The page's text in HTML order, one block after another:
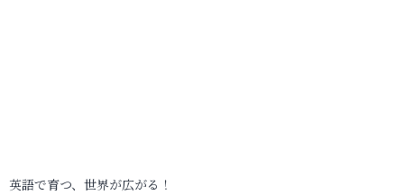
英語で育つ、世界が広がる！